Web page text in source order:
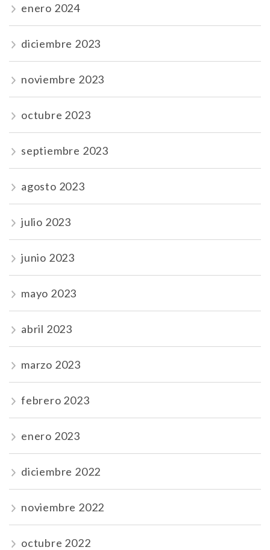
enero 2024
diciembre 2023
noviembre 2023
octubre 2023
septiembre 2023
agosto 2023
julio 2023
junio 2023
mayo 2023
abril 2023
marzo 2023
febrero 2023
enero 2023
diciembre 2022
noviembre 2022
octubre 2022